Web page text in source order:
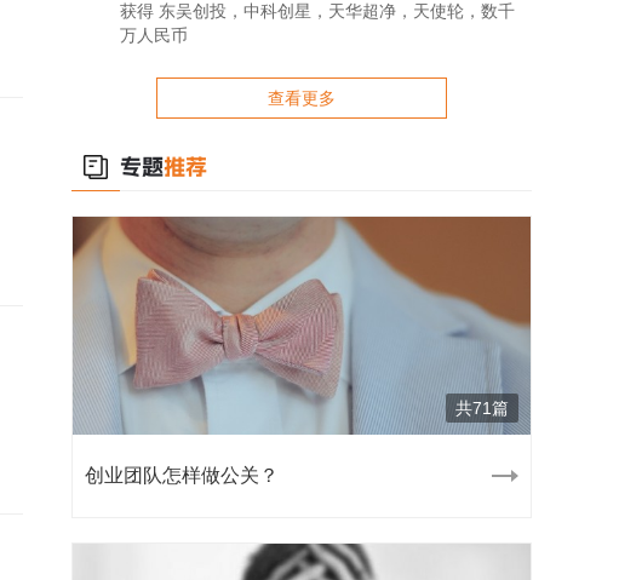
获得 东吴创投，中科创星，天华超净，天使轮，数千
万人民币
查看更多
共71篇
创业团队怎样做公关？